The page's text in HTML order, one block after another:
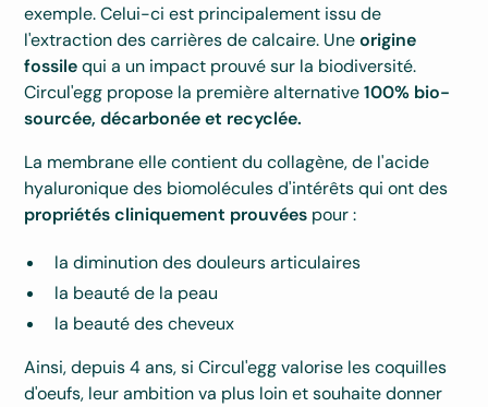
exemple. Celui-ci est principalement issu de
l'extraction des carrières de calcaire. Uneorigine
fossilequi a un impact prouvé sur la biodiversité.
Circul'egg propose la première alternative100% bio-
sourcée, décarbonée et recyclée.
La membrane elle contient du collagène, de l'acide
hyaluronique des biomolécules d'intérêts qui ont des
propriétés cliniquement prouvées pour :
la diminution des douleurs articulaires
la beauté de la peau
la beauté des cheveux
Ainsi, depuis 4 ans, si Circul'egg valorise les coquilles
d'oeufs, leur ambition va plus loin et souhaite donner